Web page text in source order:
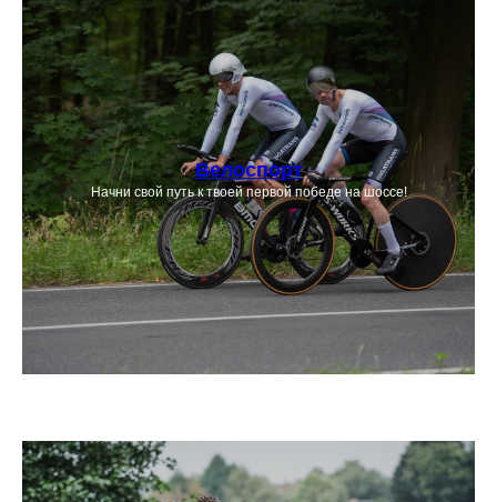
Велоспорт
Начни свой путь к твоей первой победе на шоссе!